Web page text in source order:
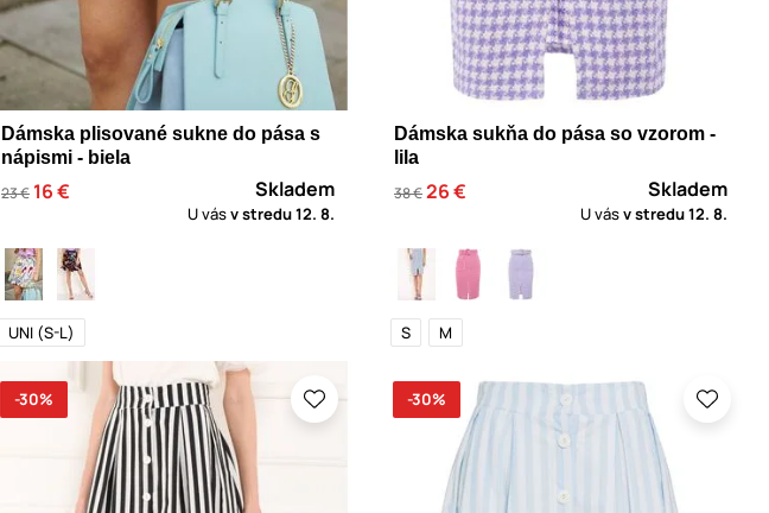
Dámska plisované sukne do pása s
nápismi - biela
23 € 16 € Skladem
U vásv stredu12. 8.
UNI (S-L)
Dámska sukňa do pása so vzorom -
lila
38 €26 € Skladem
U vásv stredu12. 8.
S M
-30% -30%